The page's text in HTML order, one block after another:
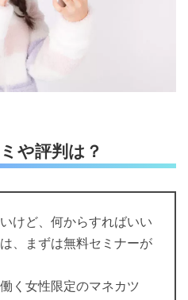
や評判は？
けど、何からすればいい
、まずは無料セミナーが
く女性限定のマネカツ